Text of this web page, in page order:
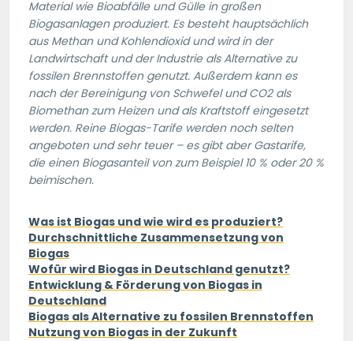
Material wie Bioabfälle und Gülle in großen
Biogasanlagen produziert. Es besteht hauptsächlich
aus Methan und Kohlendioxid und wird in der
Landwirtschaft und der Industrie als Alternative zu
fossilen Brennstoffen genutzt. Außerdem kann es
nach der Bereinigung von Schwefel und CO2 als
Biomethan zum Heizen und als Kraftstoff eingesetzt
werden. Reine Biogas-Tarife werden noch selten
angeboten und sehr teuer – es gibt aber Gastarife,
die einen Biogasanteil von zum Beispiel 10 % oder 20 %
beimischen.
Was ist Biogas und wie wird es produziert?
Durchschnittliche Zusammensetzung von
Biogas
Wofür wird Biogas in Deutschland genutzt?
Entwicklung & Förderung von Biogas in
Deutschland
Biogas als Alternative zu fossilen Brennstoffen
Nutzung von Biogas in der Zukunft